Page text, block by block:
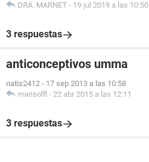
DRA. MARNET - 19 jul 2019 a las 10:50
3 respuestas
anticonceptivos umma
natis2412 - 17 sep 2013 a las 10:58
marisolfl - 22 abr 2015 a las 12:11
3 respuestas